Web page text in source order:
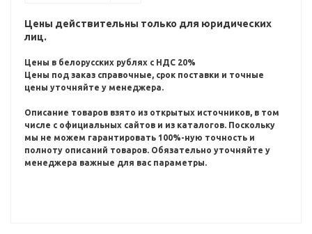
Цены действительны только для юридических
лиц.
Цены в белорусских рублях с НДС 20%
Цены под заказ справочные, срок поставки и точные
цены уточняйте у менеджера.
Описание товаров взято из открытых источников, в том
числе с официальных сайтов и из каталогов. Поскольку
мы не можем гарантировать 100%-ную точность и
полноту описаний товаров. Обязательно уточняйте у
менеджера важные для вас параметры.